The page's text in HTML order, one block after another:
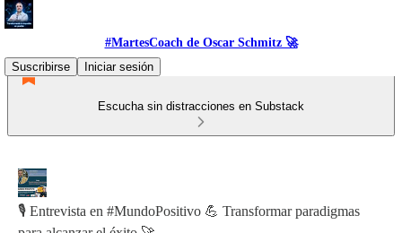
#MartesCoach de Oscar Schmitz 🚀
Suscribirse
Iniciar sesión
Escucha sin distracciones en Substack
🎙️ Entrevista en #MundoPositivo 💪 Transformar paradigmas